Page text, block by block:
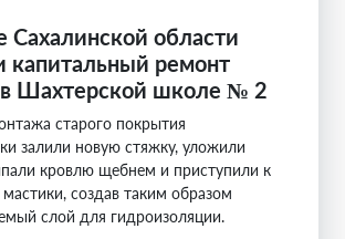
Сахалинской области
капитальный ремонт
Шахтерской школе № 2
старого покрытия
залили новую стяжку, уложили
кровлю щебнем и приступили к
создав таким образом
слой для гидроизоляции.